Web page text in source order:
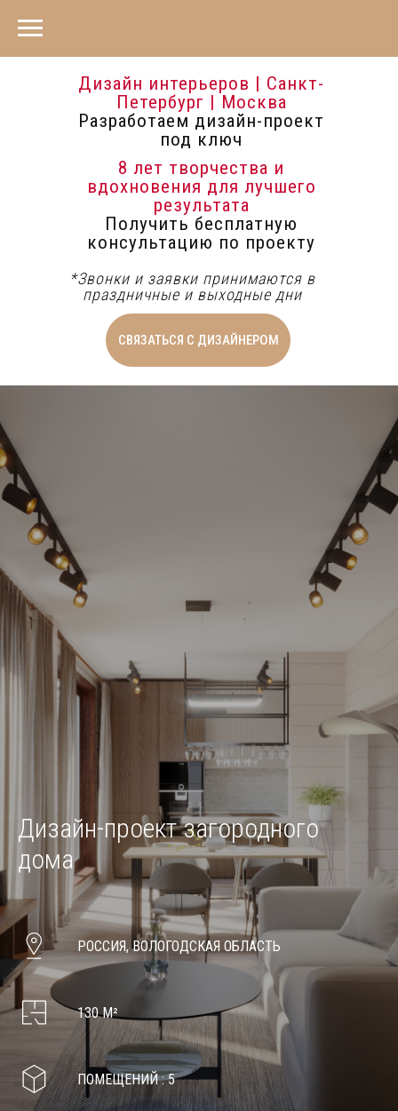
СВЯЗАТЬСЯ С ДИЗАЙНЕРОМ
Дизайн интерьеров | Санкт-
Петербург | Москва
Разработаем дизайн-проект
под ключ
*Звонки и заявки принимаются в
праздничные и выходные дни
8 лет творчества и
вдохновения для лучшего
результата
Получить бесплатную
консультацию по проекту
Дизайн-проект загородного
дома
РОССИЯ, ВОЛОГОДСКАЯ ОБЛАСТЬ
130 М²
ПОМЕЩЕНИЙ : 5